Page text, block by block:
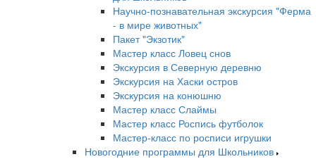
Научно-познавательная экскурсия "Ферма
- в мире животных"
Пакет "Экзотик"
Мастер класс Ловец снов
Экскурсия в Северную деревню
Экскурсия на Хаски остров
Экскурсия на конюшню
Мастер класс Слаймы
Мастер класс Роспись футболок
Мастер-класс по росписи игрушки
Новогодние программы для Школьников